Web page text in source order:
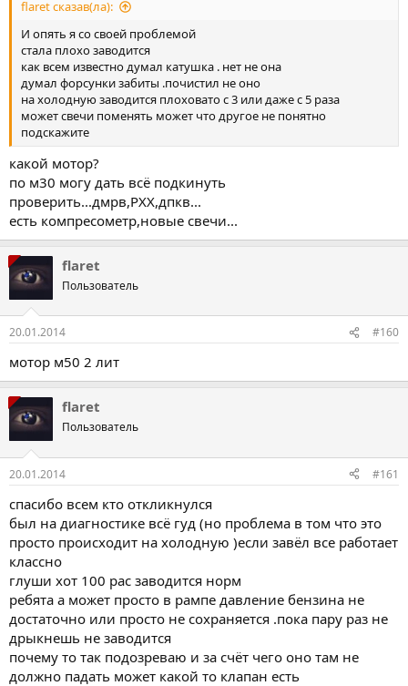
flaret сказав(ла):
И опять я со своей проблемой
стала плохо заводится
как всем известно думал катушка . нет не она
думал форсунки забиты .почистил не оно
на холодную заводится плоховато с 3 или даже с 5 раза
может свечи поменять может что другое не понятно
подскажите
какой мотор?
по м30 могу дать всё подкинуть
проверить...дмрв,РХХ,дпкв...
есть компресометр,новые свечи...
flaret
Пользователь
20.01.2014 #160
мотор м50 2 лит
flaret
Пользователь
20.01.2014 #161
спасибо всем кто откликнулся
был на диагностике всё гуд (но проблема в том что это
просто происходит на холодную )если завёл все работает
классно
глуши хот 100 рас заводится норм
ребята а может просто в рампе давление бензина не
достаточно или просто не сохраняется .пока пару раз не
дрыкнешь не заводится
почему то так подозреваю и за счёт чего оно там не
должно падать может какой то клапан есть